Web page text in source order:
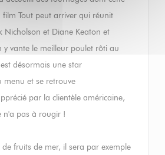
film Tout peut arriver qui réunit
Nicholson et Diane Keaton et
vante le meilleur poulet rôti au
désormais une star
et se retrouve
par la clientèle américaine,
n'a pas à rougir !
de fruits de mer, il sera par exemple